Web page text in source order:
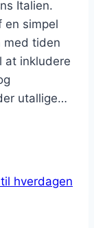
Italien.
en simpel
med tiden
at inkludere
utallige…